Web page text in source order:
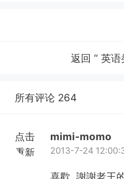
返回 “ 英
所有评论 264
点击
重新
mimi-momo
2013-7-24
喜歡, 謝謝老王